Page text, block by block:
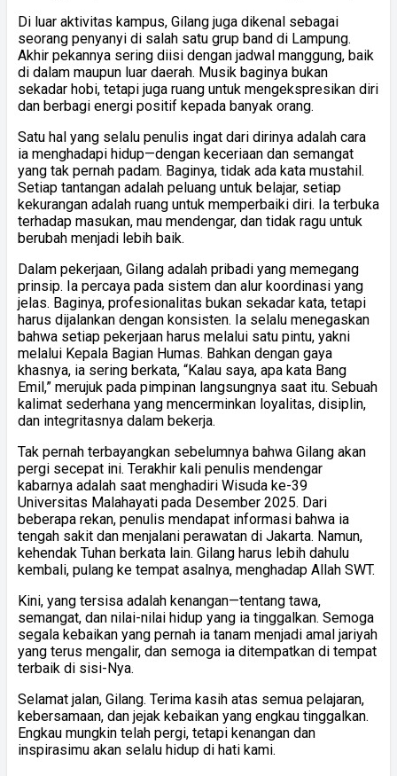
Di luar aktivitas kampus, Gilang juga dikenal sebagai
seorang penyanyi di salah satu grup band di Lampung.
Akhir pekannya sering diisi dengan jadwal manggung, baik
di dalam maupun luar daerah. Musik baginya bukan
sekadar hobi, tetapi juga ruang untuk mengekspresikan diri
dan berbagi energi positif kepada banyak orang.
Satu hal yang selalu penulis ingat dari dirinya adalah cara
ia menghadapi hidup—dengan keceriaan dan semangat
yang tak pernah padam. Baginya, tidak ada kata mustahil.
Setiap tantangan adalah peluang untuk belajar, setiap
kekurangan adalah ruang untuk memperbaiki diri. Ia terbuka
terhadap masukan, mau mendengar, dan tidak ragu untuk
berubah menjadi lebih baik.
Dalam pekerjaan, Gilang adalah pribadi yang memegang
prinsip. Ia percaya pada sistem dan alur koordinasi yang
jelas. Baginya, profesionalitas bukan sekadar kata, tetapi
harus dijalankan dengan konsisten. Ia selalu menegaskan
bahwa setiap pekerjaan harus melalui satu pintu, yakni
melalui Kepala Bagian Humas. Bahkan dengan gaya
khasnya, ia sering berkata, “Kalau saya, apa kata Bang
Emil,” merujuk pada pimpinan langsungnya saat itu. Sebuah
kalimat sederhana yang mencerminkan loyalitas, disiplin,
dan integritasnya dalam bekerja.
Tak pernah terbayangkan sebelumnya bahwa Gilang akan
pergi secepat ini. Terakhir kali penulis mendengar
kabarnya adalah saat menghadiri Wisuda ke-39
Universitas Malahayati pada Desember 2025. Dari
beberapa rekan, penulis mendapat informasi bahwa ia
tengah sakit dan menjalani perawatan di Jakarta. Namun,
kehendak Tuhan berkata lain. Gilang harus lebih dahulu
kembali, pulang ke tempat asalnya, menghadap Allah SWT.
Kini, yang tersisa adalah kenangan—tentang tawa,
semangat, dan nilai-nilai hidup yang ia tinggalkan. Semoga
segala kebaikan yang pernah ia tanam menjadi amal jariyah
yang terus mengalir, dan semoga ia ditempatkan di tempat
terbaik di sisi-Nya.
Selamat jalan, Gilang. Terima kasih atas semua pelajaran,
kebersamaan, dan jejak kebaikan yang engkau tinggalkan.
Engkau mungkin telah pergi, tetapi kenangan dan
inspirasimu akan selalu hidup di hati kami.